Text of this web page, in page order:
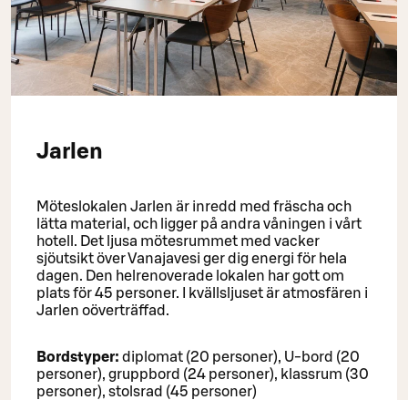
Jarlen
Möteslokalen Jarlen är inredd med fräscha och
lätta material, och ligger på andra våningen i vårt
hotell. Det ljusa mötesrummet med vacker
sjöutsikt över Vanajavesi ger dig energi för hela
dagen. Den helrenoverade lokalen har gott om
plats för 45 personer. I kvällsljuset är atmosfären i
Jarlen oöverträffad.
Bordstyper: diplomat (20 personer), U-bord (20
personer), gruppbord (24 personer), klassrum (30
personer), stolsrad (45 personer)